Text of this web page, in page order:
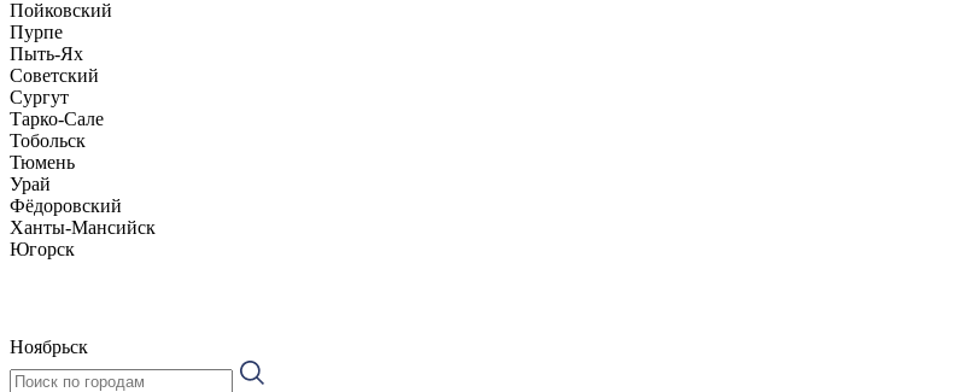
Пойковский
Пурпе
Пыть-Ях
Советский
Сургут
Тарко-Сале
Тобольск
Тюмень
Урай
Фёдоровский
Ханты-Мансийск
Югорск
Ноябрьск